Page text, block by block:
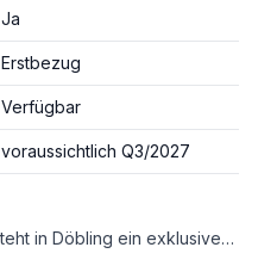
Ja
Erstbezug
Verfügbar
voraussichtlich Q3/2027
Mit der Barawitzkagasse 24 entsteht in Döbling ein exklusives Neubauprojekt, das wie gemacht ist für Käufer von Vorsorgewohnungen – besonders auch für Anleger, die ihr Portfolio gezielt erweitern möchten. In Zeiten volatiler Märkte bleibt die Wohnimmobilie eine der stabilsten Wertanlagen. Und gerade in Wien zeigt sich das deutlicher denn je: Die Nachfrage nach Mietwohnungen ist hoch, das Angebot knapp. Dieses Ungleichgewicht sorgt für nachhaltig solide Vermietbarkeit – vor allem in Toplagen wie Döbling.